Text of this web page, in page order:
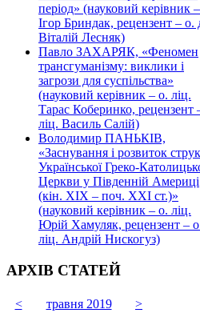
період» (науковий керівник
Ігор Бриндак, рецензент – о.
Віталій Лесняк)
Павло ЗАХАРЯК, «Феномен
трансгуманізму: виклики і
загрози для суспільства»
(науковий керівник – о. ліц.
Тарас Коберинко, рецензент
ліц. Василь Салій)
Володимир ПАНЬКІВ,
«Заснування і розвиток
Української Греко-
Церкви у Південній Америці
(кін. ХІХ – поч. ХХІ ст.)»
(науковий керівник – о. ліц.
Юрій Хамуляк, рецензент –
ліц. Андрій Нискогуз)
АРХІВ СТАТЕЙ
< травня 2019
>